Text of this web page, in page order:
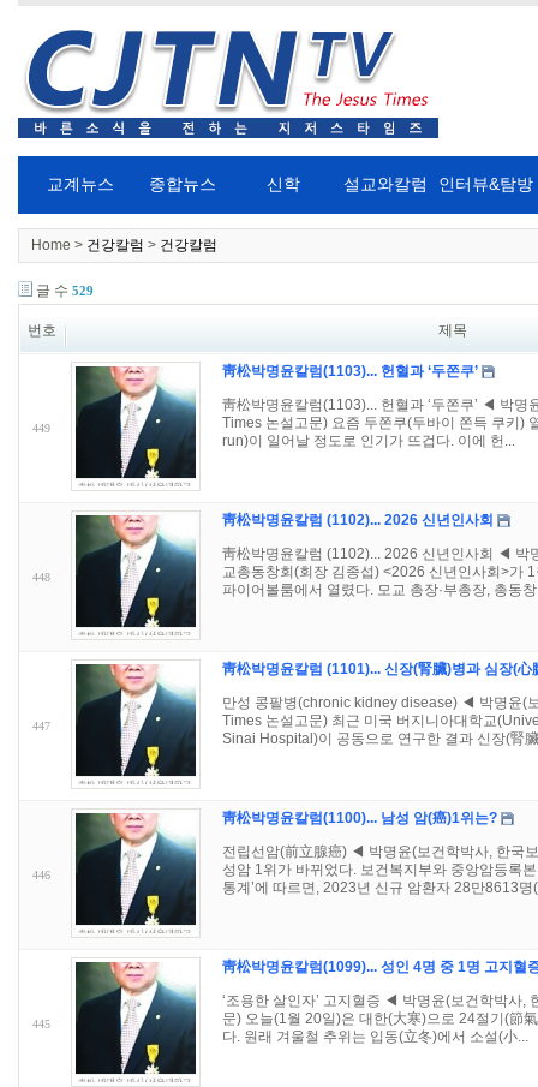
교계뉴스 종합뉴스 신학 설교와칼럼 인터뷰&탐방
Home > 건강칼럼 > 건강칼럼
글 수 529
번호 제목
449
靑松박명윤칼럼(1103)... 헌혈과 ‘두쫀쿠’
靑松박명윤칼럼(1103)... 헌혈과 ‘두쫀쿠’ ◀ 박
Times 논설고문) 요즘 두쫀쿠(두바이 쫀득 쿠키)
run)이 일어날 정도로 인기가 뜨겁다. 이에 헌...
448
靑松박명윤칼럼 (1102)... 2026 신년인사회
靑松박명윤칼럼 (1102)... 2026 신년인사회 ◀ 박
교총동창회(회장 김종섭) <2026 신년인사회>가
파이어볼룸에서 열렸다. 모교 총장·부총장, 총동
447
靑松박명윤칼럼 (1101)... 신장(腎臟)병과 심장(心
만성 콩팥병(chronic kidney disease) ◀ 박명윤(
Times 논설고문) 최근 미국 버지니아대학교
Sinai Hospital)이 공동으로 연구한 결과 신장(腎
446
靑松박명윤칼럼(1100)... 남성 암(癌)1위는?
전립선암(前立腺癌) ◀ 박명윤(보건학박사, 한국
성암 1위가 바뀌었다. 보건복지부와 중앙암등록
통계’에 따르면, 2023년 신규 암환자 28만8613명
445
靑松박명윤칼럼(1099)... 성인 4명 중 1명 고지혈
‘조용한 살인자’ 고지혈증 ◀ 박명윤(보건학박사,
문) 오늘(1월 20일)은 대한(大寒)으로 24절기(節
다. 원래 겨울철 추위는 입동(立冬)에서 소설(小...